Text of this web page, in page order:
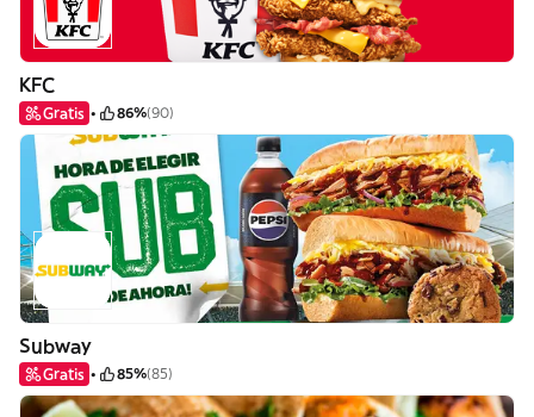
KFC
Gratis 86%(90)
Subway
Gratis 85%(85)